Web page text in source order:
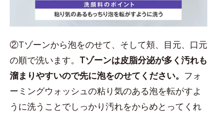
②Tゾーンから泡をのせて、そして頬、目元、口元
の順で洗います。 Tゾーンは皮脂分泌が多く汚れも
溜まりやすいので先に泡をのせてください。 フォ
ーミングウォッシュの粘り気のある泡を転がすよ
うに洗うことでしっかり汚れをからめとってくれ